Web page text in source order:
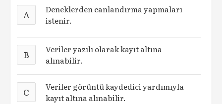
A
Deneklerden canlandırma yapmaları
istenir.
B
Veriler yazılı olarak kayıt altına
alınabilir.
C
Veriler görüntü kaydedici yardımıyla
kayıt altına alınabilir.